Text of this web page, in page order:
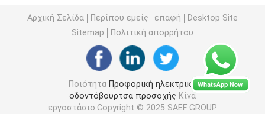
Έξυπνη ηλεκτρική οδοντόβουρτσα
Αρχική Σελίδα Περίπου εμείς επαφή
Desktop Site
Sitemap
Πολιτική απορρήτου
Ποιότητα Προφορική ηλεκτρική
οδοντόβουρτσα προσοχής Κίνα
εργοστάσιο.Copyright © 2025 SAEF GROUP